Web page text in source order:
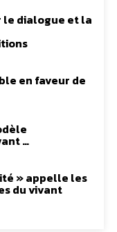
dialogue et la
en faveur de
…
» appelle les
du vivant